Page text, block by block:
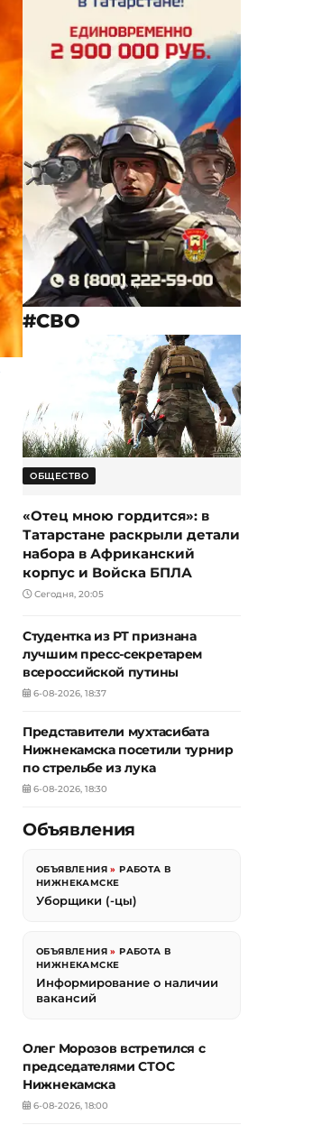
#СВО
ОБЩЕСТВО
«Отец мною гордится»: в
Татарстане раскрыли детали
набора в Африканский
корпус и Войска БПЛА
Сегодня, 20:05
Студентка из РТ признана
лучшим пресс-секретарем
всероссийской путины
6-08-2026, 18:37
Представители мухтасибата
Нижнекамска посетили турнир
по стрельбе из лука
6-08-2026, 18:30
Объявления
ОБЪЯВЛЕНИЯ »РАБОТА В
НИЖНЕКАМСКЕ
Уборщики (-цы)
ОБЪЯВЛЕНИЯ »РАБОТА В
НИЖНЕКАМСКЕ
Информирование о наличии
вакансий
Олег Морозов встретился с
председателями СТОС
Нижнекамска
6-08-2026, 18:00